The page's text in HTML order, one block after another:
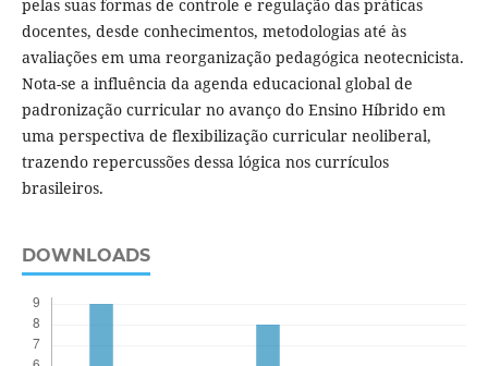
pelas suas formas de controle e regulação das práticas
docentes, desde conhecimentos, metodologias até às
avaliações em uma reorganização pedagógica neotecnicista.
Nota-se a influência da agenda educacional global de
padronização curricular no avanço do Ensino Híbrido em
uma perspectiva de flexibilização curricular neoliberal,
trazendo repercussões dessa lógica nos currículos
brasileiros.
DOWNLOADS